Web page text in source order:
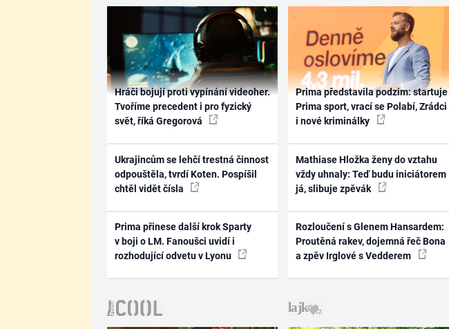
Hráči bojují proti vypínání videoher.
Tvoříme precedent i pro fyzický
svět, říká Gregorová
Ukrajincům se lehčí trestná činnost
odpouštěla, tvrdí Koten. Pospíšil
chtěl vidět čísla
Prima přinese další krok Sparty
v boji o LM. Fanoušci uvidí i
rozhodující odvetu v Lyonu
Prima představila podzim: startuje
Prima sport, vrací se Polabí, Zrádci
i nové kriminálky
Mathiase Hložka ženy do vztahu
vždy uhnaly: Teď budu iniciátorem
já, slibuje zpěvák
Rozloučení s Glenem Hansardem:
Proutěná rakev, dojemná řeč Bona
a zpěv Irglové s Vedderem